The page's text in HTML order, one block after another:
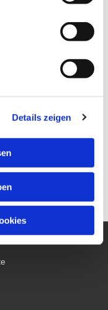
Details zeigen